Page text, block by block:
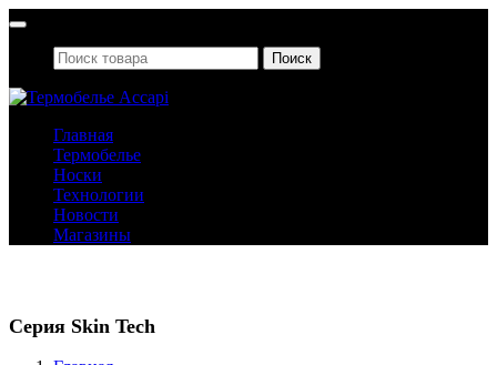
Поиск
Главная
Термобелье
Носки
Технологии
Новости
Магазины
Серия Skin Tech